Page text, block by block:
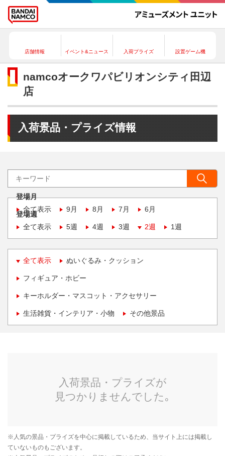
店舗情報 イベント&ニュース 入荷プライズ 設置ゲーム機
namcoオークワパビリオンシティ田辺
店
入荷景品・プライズ情報
登場月
全て表示
9月 8月 7月 6月
登場週
全て表示
5週 4週 3週 2週 1週
全て表示 ぬいぐるみ・クッション
フィギュア・ホビー
キーホルダー・マスコット・アクセサリー
生活雑貨・インテリア・小物 その他景品